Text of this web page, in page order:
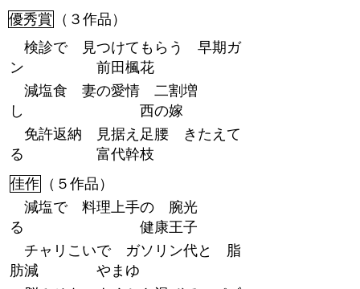
優秀賞
（３作品）
検診で 見つけてもらう 早期ガ
ン 前田楓花
減塩食 妻の愛情 二割増
し 西の嫁
免許返納 見据え足腰 きたえて
る 富代幹枝
佳作 （５作品）
減塩で 料理上手の 腕光
る 健康王子
チャリこいで ガソリン代と 脂
肪減 やまゆ